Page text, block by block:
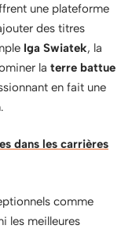
une plateforme
des titres
Iga Swiatek, la
la terre battue
en fait une
dans les carrières
comme
les meilleures